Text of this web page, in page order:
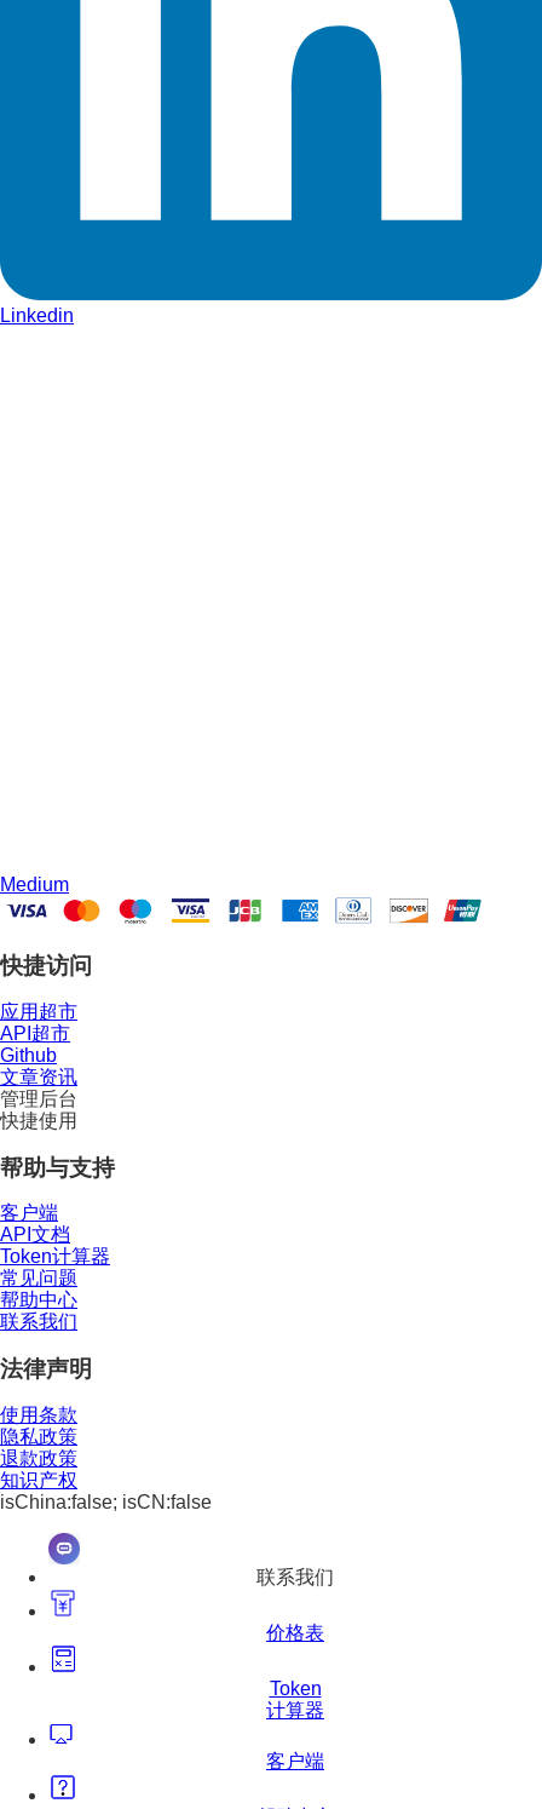
Linkedin
Medium
快捷访问
应用超市
API超市
Github
文章资讯
管理后台
快捷使用
帮助与支持
客户端
API文档
Token计算器
常见问题
帮助中心
联系我们
法律声明
使用条款
隐私政策
退款政策
知识产权
isChina:false; isCN:false
联系我们
价格表
Token
计算器
客户端